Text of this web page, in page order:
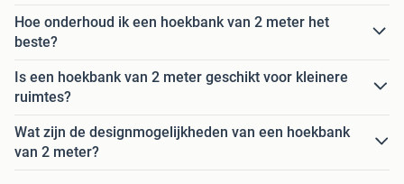
Hoe onderhoud ik een hoekbank van 2 meter het
beste?
Is een hoekbank van 2 meter geschikt voor kleinere
ruimtes?
Wat zijn de designmogelijkheden van een hoekbank
van 2 meter?